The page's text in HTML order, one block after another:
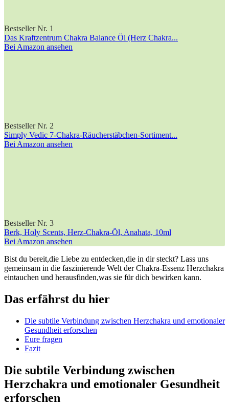
Bestseller Nr. 1
Das Kraftzentrum Chakra Balance Öl (Herz Chakra...
Bei Amazon ansehen
Bestseller Nr. 2
Simply Vedic 7-Chakra-Räucherstäbchen-Sortiment...
Bei Amazon ansehen
Bestseller Nr. 3
Berk, Holy Scents, Herz-Chakra-Öl, Anahata, 10ml
Bei Amazon ansehen
Bist du ‌bereit,die Liebe zu entdecken,die in dir steckt? Lass uns
⁢gemeinsam ​in⁣ die faszinierende Welt der Chakra-Essenz Herzchakra⁣
eintauchen ⁢und‌ herausfinden,was⁢ sie ‌für ⁤dich bewirken kann.
Das erfährst du hier
Die subtile Verbindung zwischen Herzchakra und emotionaler
Gesundheit⁣ erforschen
Eure fragen
Fazit
Die subtile Verbindung‌ zwischen
Herzchakra und⁢ emotionaler Gesundheit⁣
erforschen